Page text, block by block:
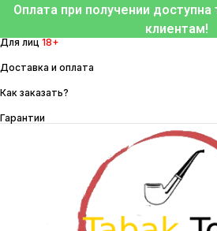
Перейти
содержимому
Оплата при получении
клиентам!
Для лиц 18+
Доставка и оплата
Как заказать?
Гарантии